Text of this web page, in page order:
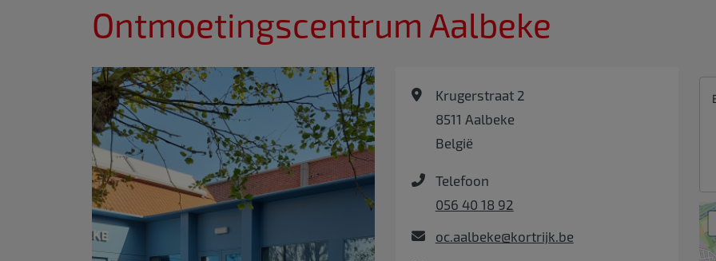
Ontmoetingscentrum Aalbeke
Krugerstraat 2
8511 Aalbeke
België
Telefoon
056 40 18 92
oc.aalbeke@kortrijk.be